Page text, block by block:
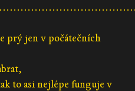
prý jen v počátečních
to asi nejlépe funguje v